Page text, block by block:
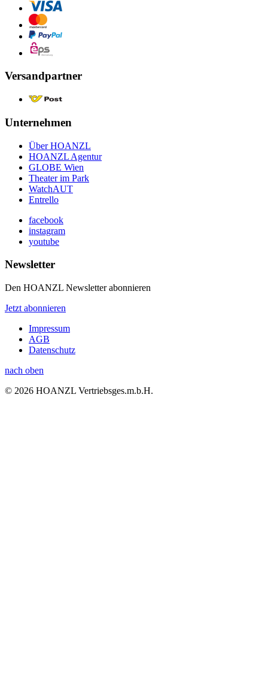
Versandpartner
Unternehmen
Über HOANZL
HOANZL Agentur
GLOBE Wien
Theater im Park
WatchAUT
Entrello
facebook
instagram
youtube
Newsletter
Den HOANZL Newsletter abonnieren
Jetzt abonnieren
Impressum
AGB
Datenschutz
nach oben
© 2026 HOANZL Vertriebsges.m.b.H.